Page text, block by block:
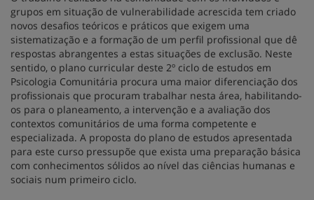
grupos em situação de vulnerabilidade acrescida tem criado
novos desafios teóricos e práticos que exigem uma
sistematização e a formação de um perfil profissional que dê
respostas abrangentes a estas situações de exclusão. Neste
sentido, o plano curricular deste 2º ciclo de estudos em
Psicologia Comunitária procura uma maior diferenciação dos
profissionais que procuram trabalhar nesta área, habilitando-
os para o planeamento, a intervenção e a avaliação dos
contextos comunitários de uma forma competente e
especializada. A proposta do plano de estudos apresentada
para este curso pressupõe que exista uma preparação básica
com conhecimentos sólidos ao nível das ciências humanas e
sociais num primeiro ciclo.